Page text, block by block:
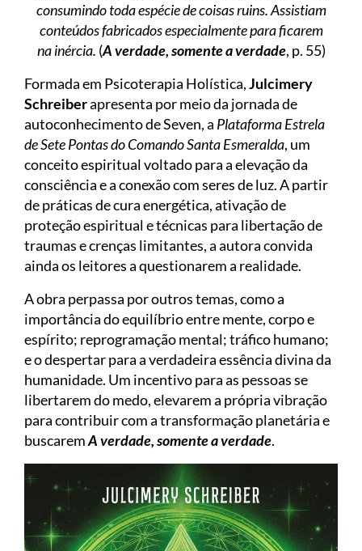
consumindo toda espécie de coisas ruins. Assistiam
conteúdos fabricados especialmente para ficarem
na inércia. (A verdade, somente a verdade, p. 55)
Formada em Psicoterapia Holística,Julcimery
Schreiberapresenta por meio da jornada de
autoconhecimento de Seven, a Plataforma Estrela
de Sete Pontas do Comando Santa Esmeralda, um
conceito espiritual voltado para a elevação da
consciência e a conexão com seres de luz. A partir
de práticas de cura energética, ativação de
proteção espiritual e técnicas para libertação de
traumas e crenças limitantes, a autora convida
ainda os leitores a questionarem a realidade.
A obra perpassa por outros temas, como a
importância do equilíbrio entre mente, corpo e
espírito; reprogramação mental; tráfico humano;
e o despertar para a verdadeira essência divina da
humanidade. Um incentivo para as pessoas se
libertarem do medo, elevarem a própria vibração
para contribuir com a transformação planetária e
buscaremA verdade, somente a verdade.